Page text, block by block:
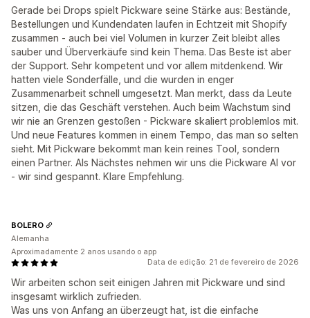
Gerade bei Drops spielt Pickware seine Stärke aus: Bestände,
Bestellungen und Kundendaten laufen in Echtzeit mit Shopify
zusammen - auch bei viel Volumen in kurzer Zeit bleibt alles
sauber und Überverkäufe sind kein Thema. Das Beste ist aber
der Support. Sehr kompetent und vor allem mitdenkend. Wir
hatten viele Sonderfälle, und die wurden in enger
Zusammenarbeit schnell umgesetzt. Man merkt, dass da Leute
sitzen, die das Geschäft verstehen. Auch beim Wachstum sind
wir nie an Grenzen gestoßen - Pickware skaliert problemlos mit.
Und neue Features kommen in einem Tempo, das man so selten
sieht. Mit Pickware bekommt man kein reines Tool, sondern
einen Partner. Als Nächstes nehmen wir uns die Pickware AI vor
- wir sind gespannt. Klare Empfehlung.
Data de edição: 21 de fevereiro de 2026
Wir arbeiten schon seit einigen Jahren mit Pickware und sind
insgesamt wirklich zufrieden.
Was uns von Anfang an überzeugt hat, ist die einfache
BOLERO
Alemanha
Aproximadamente 2 anos usando o app